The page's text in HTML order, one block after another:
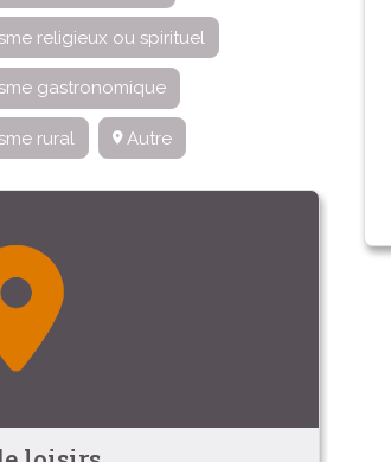
religieux ou spirituel
gastronomique
rural Autre